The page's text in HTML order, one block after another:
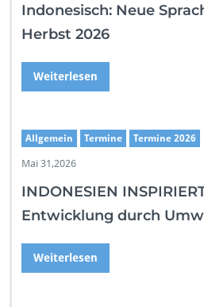
Indonesisch: Neue
Herbst 2026
Weiterlesen
Allgemein Termine Termine 2026
Mai 31,2026
INDONESIEN
Entwicklung durch
Weiterlesen